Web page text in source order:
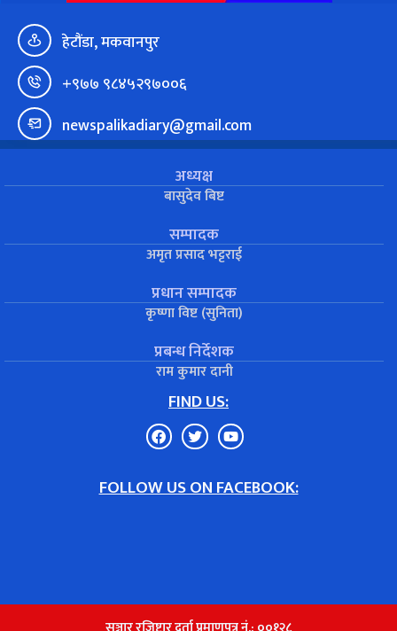
हेटौंडा, मकवानपुर
+९७७ ९८४५२९७००६
newspalikadiary@gmail.com
अध्यक्ष
बासुदेव बिष्ट
सम्पादक
अमृत प्रसाद भट्टराई
प्रधान सम्पादक
कृष्णा विष्ट (सुनिता)
प्रबन्ध निर्देशक
राम कुमार दानी
FIND US:
FOLLOW US ON FACEBOOK: